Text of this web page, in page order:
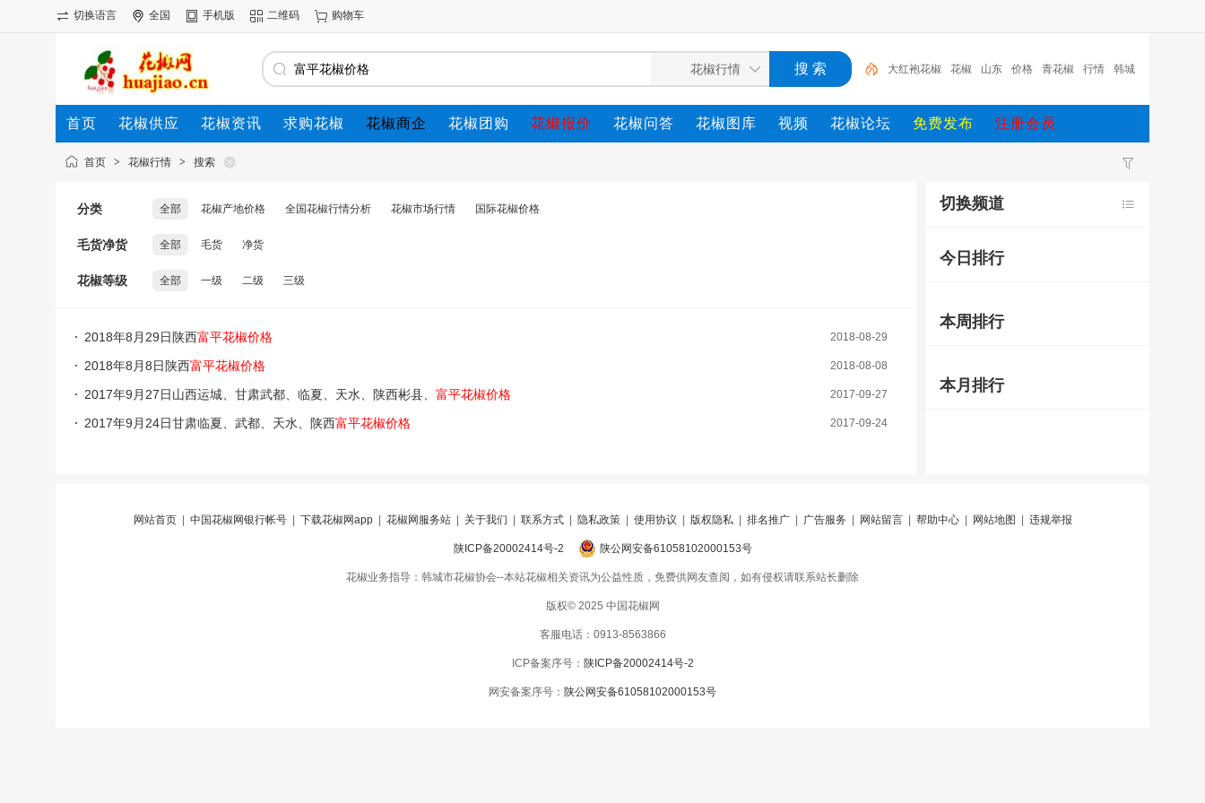
切换语言 全国 手机版 二维码 购物车
大红袍花椒 花椒 山东 价格 青花椒 行情 韩城
大红袍花椒 花椒价格行情 花椒价格 韩城
首页 花椒供应 花椒资讯 求购花椒 花椒商企 花椒团购 花椒报价 花椒问答 花椒图库 视频 花椒论坛 免费发布 注册会员
首页 > 花椒行情 > 搜索
分类 全部 花椒产地价格 全国花椒行情分析 花椒市场行情 国际花椒价格
毛货净货 全部 毛货 净货
花椒等级 全部 一级 二级 三级
2018-08-29
2018年8月29日陕西富平花椒价格
2018-08-08
2018年8月8日陕西富平花椒价格
2017-09-27
2017年9月27日山西运城、甘肃武都、临夏、天水、陕西彬县、 富平花椒价格
2017-09-24
2017年9月24日甘肃临夏、武都、天水、陕西富平花椒价格
切换频道
今日排行
本周排行
本月排行
网站首页| 中国花椒网银行帐号| 下载花椒网app| 花椒网服务站| 关于我们 联系方式| 隐私政策| 使用协议 版权隐私| 排名推广| 广告服务 网站留言| 帮助中心| 网站地图 违规举报
陕ICP备20002414号-2 陕公网安备61058102000153号
花椒业务指导：韩城市花椒协会--本站花椒相关资讯为公益性质，免费供网友查阅，如有侵权请联系站长删除
版权© 2025 中国花椒网
客服电话：0913-8563866
ICP备案序号： 陕ICP备20002414号-2
网安备案序号： 陕公网安备61058102000153号